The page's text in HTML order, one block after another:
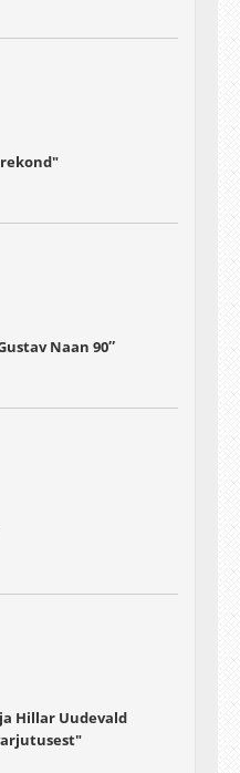
Naan 90″
Hillar Uudevald